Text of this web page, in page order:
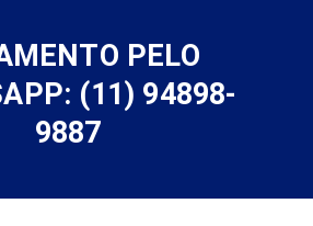
PELO
(11) 94898-
9887